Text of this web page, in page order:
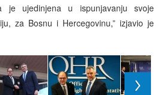
je ujedinjena u ispunjavanju svoje
za Bosnu i Hercegovinu,” izjavio je